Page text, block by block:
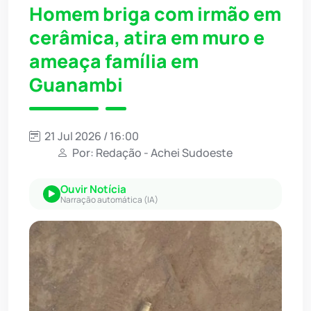
Homem briga com irmão em
cerâmica, atira em muro e
ameaça família em
Guanambi
21 Jul 2026 / 16:00
Por: Redação - Achei Sudoeste
Ouvir Notícia
Narração automática (IA)